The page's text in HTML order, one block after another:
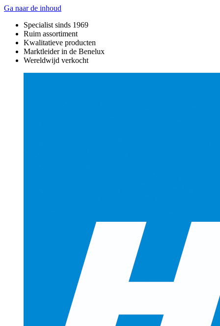
Ga naar de inhoud
Specialist sinds 1969
Ruim assortiment
Kwalitatieve producten
Marktleider in de Benelux
Wereldwijd verkocht